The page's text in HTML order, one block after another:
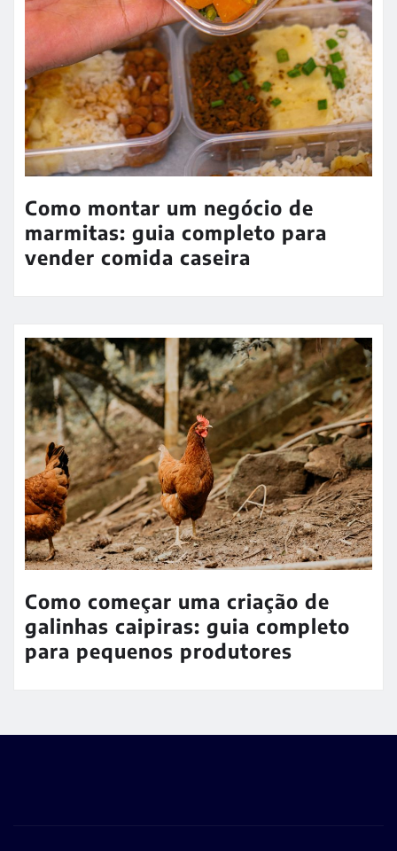
Como montar um negócio de
marmitas: guia completo para
vender comida caseira
Como começar uma criação de
galinhas caipiras: guia completo
para pequenos produtores